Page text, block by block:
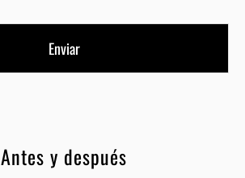
Antes y después